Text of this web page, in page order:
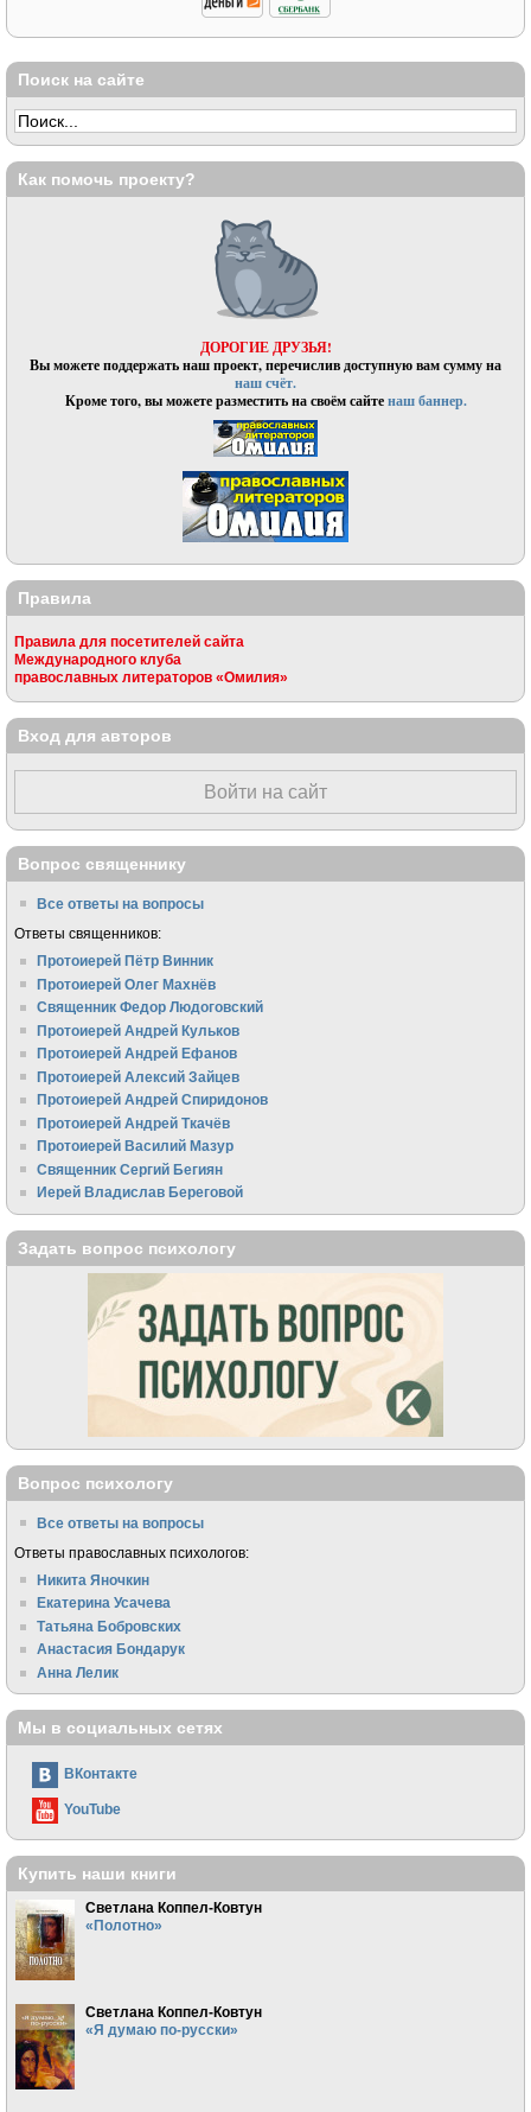
Поиск на сайте
Как помочь проекту?
ДОРОГИЕ ДРУЗЬЯ!
Вы можете поддержать наш проект, перечислив доступную вам сумму на
наш счёт.
Кроме того, вы можете разместить на своём сайтенаш баннер.
Правила
Правила для посетителей сайта
Международного клуба
православных литераторов «Омилия»
Вход для авторов
Войти на сайт
Вопрос священнику
Все ответы на вопросы
Ответы священников:
Протоиерей Пётр Винник
Протоиерей Олег Махнёв
Священник Федор Людоговский
Протоиерей Андрей Кульков
Протоиерей Андрей Ефанов
Протоиерей Алексий Зайцев
Протоиерей Андрей Спиридонов
Протоиерей Андрей Ткачёв
Протоиерей Василий Мазур
Священник Сергий Бегиян
Иерей Владислав Береговой
Задать вопрос психологу
Вопрос психологу
Все ответы на вопросы
Ответы православных психологов:
Никита Яночкин
Екатерина Усачева
Татьяна Бобровских
Анастасия Бондарук
Анна Лелик
Мы в социальных сетях
ВКонтакте
YouTube
Купить наши книги
Светлана Коппел-Ковтун
«Полотно»
Светлана Коппел-Ковтун
«Я думаю по-русски»